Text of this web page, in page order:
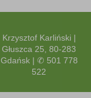
Krzysztof Karliński |
Głuszca 25, 80-283
Gdańsk | ✆ 501 778
522